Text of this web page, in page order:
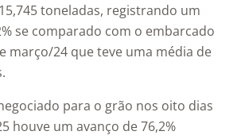
toneladas, registrando um
se comparado com o embarcado
março/24 que teve uma média de
para o grão nos oito dias
houve um avanço de 76,2%